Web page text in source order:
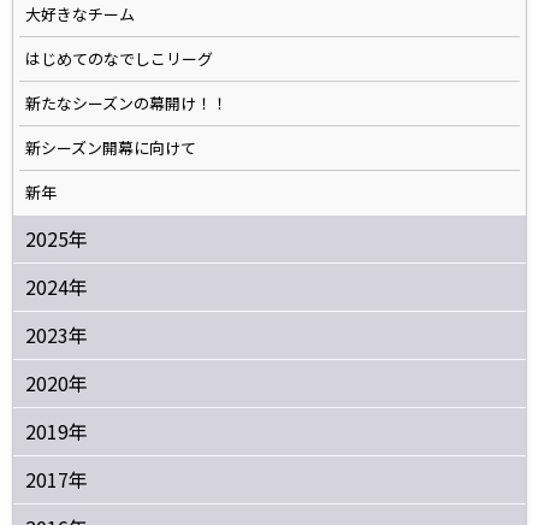
大好きなチーム
はじめてのなでしこリーグ
新たなシーズンの幕開け！！
新シーズン開幕に向けて
新年
2025年
2024年
2023年
2020年
2019年
2017年